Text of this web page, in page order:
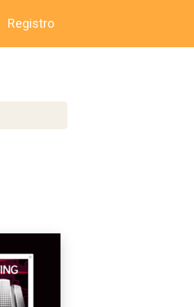
Registro